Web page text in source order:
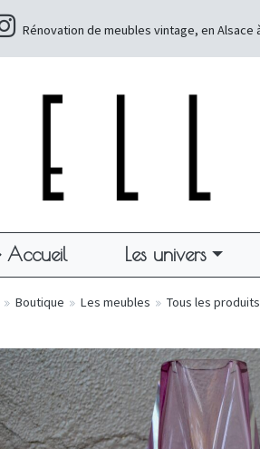
Rénovation de meubles vintage, en Alsace
Accueil Les univers
» Boutique » Les meubles » Tous les produits